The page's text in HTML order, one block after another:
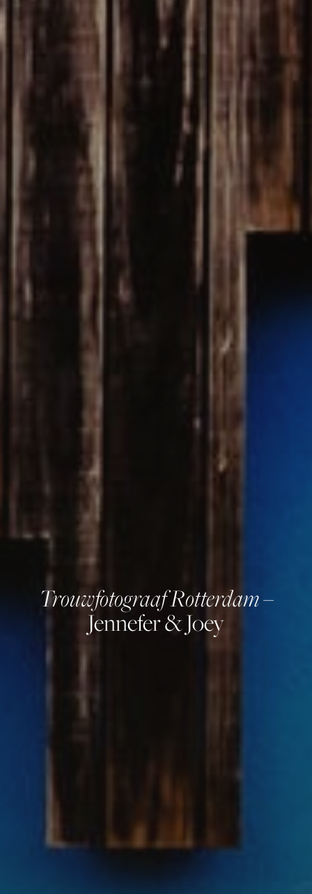
Trouwfotograaf Rotterdam–
Jennefer & Joey